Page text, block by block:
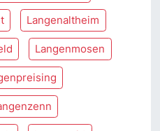
Langenaltheim
Langenmosen